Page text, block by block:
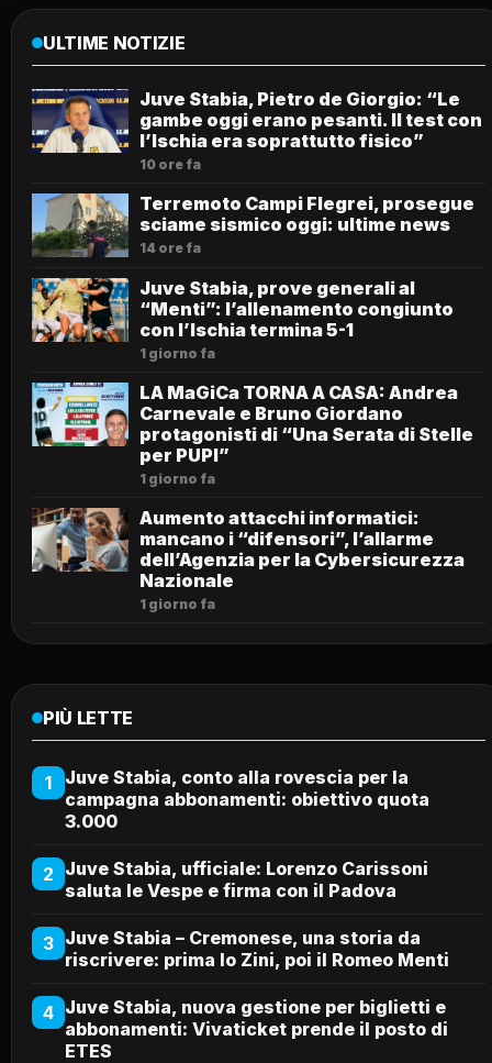
ULTIME NOTIZIE
Juve Stabia, Pietro de Giorgio: “Le
gambe oggi erano pesanti. Il test con
l’Ischia era soprattutto fisico”
10 ore fa
Terremoto Campi Flegrei, prosegue
sciame sismico oggi: ultime news
14 ore fa
Juve Stabia, prove generali al
“Menti”: l’allenamento congiunto
con l’Ischia termina 5-1
1 giorno fa
LA MaGiCa TORNA A CASA: Andrea
Carnevale e Bruno Giordano
protagonisti di “Una Serata di Stelle
per PUPI”
1 giorno fa
Aumento attacchi informatici:
mancano i “difensori”, l’allarme
dell’Agenzia per la Cybersicurezza
Nazionale
1 giorno fa
PIÙ LETTE
1
Juve Stabia, conto alla rovescia per la
campagna abbonamenti: obiettivo quota
3.000
2 Juve Stabia, ufficiale: Lorenzo Carissoni
saluta le Vespe e firma con il Padova
3 Juve Stabia – Cremonese, una storia da
riscrivere: prima lo Zini, poi il Romeo Menti
4 Juve Stabia, nuova gestione per biglietti e
abbonamenti: Vivaticket prende il posto di
ETES